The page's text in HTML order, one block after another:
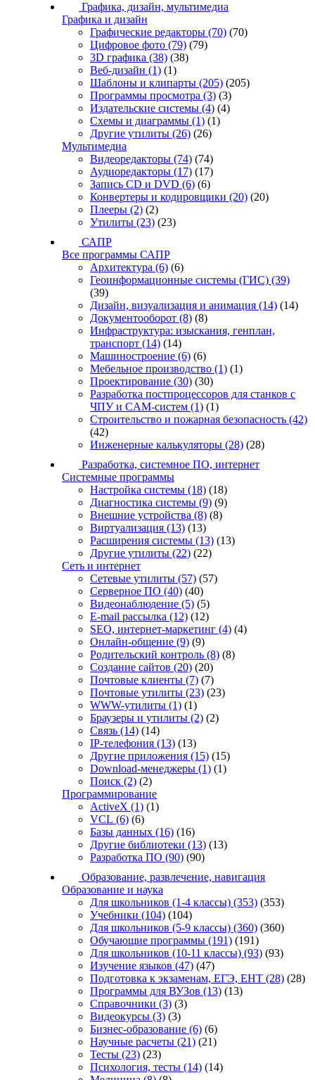
Графика, дизайн, мультимедиа
Графика и дизайн
Графические редакторы (70) (70)
Цифровое фото (79) (79)
3D графика (38) (38)
Веб-дизайн (1) (1)
Шаблоны и клипарты (205) (205)
Программы просмотра (3) (3)
Издательские системы (4) (4)
Схемы и диаграммы (1) (1)
Другие утилиты (26) (26)
Мультимедиа
Видеоредакторы (74) (74)
Аудиоредакторы (17) (17)
Запись CD и DVD (6) (6)
Конвертеры и кодировщики (20) (20)
Плееры (2) (2)
Утилиты (23) (23)
САПР
Все программы САПР
Архитектура (6) (6)
Геоинформационные системы (ГИС) (39)
(39)
Дизайн, визуализация и анимация (14) (14)
Документооборот (8) (8)
Инфраструктура: изыскания, генплан,
транспорт (14) (14)
Машиностроение (6) (6)
Мебельное производство (1) (1)
Проектирование (30) (30)
Разработка постпроцессоров для станков с
ЧПУ и CAM-систем (1) (1)
Строительство и пожарная безопасность (42)
(42)
Инженерные калькуляторы (28) (28)
Разработка, системное ПО, интернет
Системные программы
Настройка системы (18) (18)
Диагностика системы (9) (9)
Внешние устройства (8) (8)
Виртуализация (13) (13)
Расширения системы (13) (13)
Другие утилиты (22) (22)
Сеть и интернет
Сетевые утилиты (57) (57)
Серверное ПО (40) (40)
Видеонаблюдение (5) (5)
E-mail рассылка (12) (12)
SEO, интернет-маркетинг (4) (4)
Онлайн-общение (9) (9)
Родительский контроль (8) (8)
Создание сайтов (20) (20)
Почтовые клиенты (7) (7)
Почтовые утилиты (23) (23)
WWW-утилиты (1) (1)
Браузеры и утилиты (2) (2)
Связь (14) (14)
IP-телефония (13) (13)
Другие приложения (15) (15)
Download-менеджеры (1) (1)
Поиск (2) (2)
Программирование
ActiveX (1) (1)
VCL (6) (6)
Базы данных (16) (16)
Другие библиотеки (13) (13)
Разработка ПО (90) (90)
Образование, развлечение, навигация
Образование и наука
Для школьников (1-4 классы) (353) (353)
Учебники (104) (104)
Для школьников (5-9 классы) (360) (360)
Обучающие программы (191) (191)
Для школьников (10-11 классы) (93) (93)
Изучение языков (47) (47)
Подготовка к экзаменам, ЕГЭ, ЕНТ (28) (28)
Программы для ВУЗов (13) (13)
Справочники (3) (3)
Видеокурсы (3) (3)
Бизнес-образование (6) (6)
Научные расчеты (21) (21)
Тесты (23) (23)
Психология, тесты (14) (14)